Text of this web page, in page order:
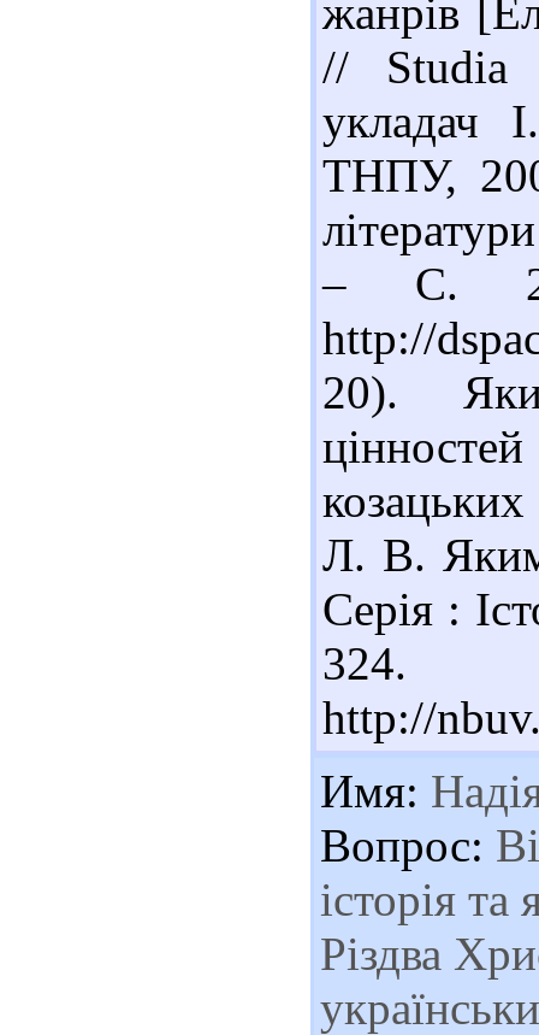
жанрів
// Studia
укладач
ТНПУ,
– С.
http://
20).
Л. В.
Серія :
324.
http://
Имя:
Вопрос:
історія
Різдва